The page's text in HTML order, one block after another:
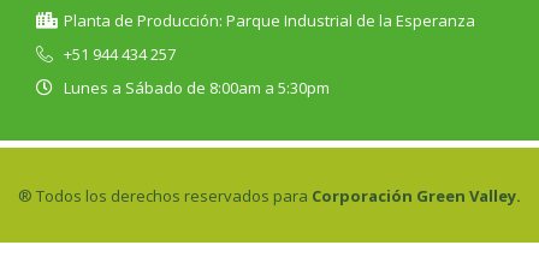
Planta de Producción: Parque Industrial de la Esperanza
+51 944 434 257
Lunes a Sábado de 8:00am a 5:30pm
® Todos los derechos reservados para Corporación Green Valley.